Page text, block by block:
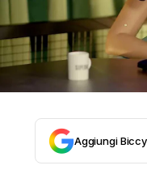
Aggiungi